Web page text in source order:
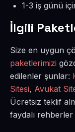
1-3 iş günü
İlgili
Size en uygun
paketlerimizi
edilenler şunlar:
Sitesi, Avukat
Ücretsiz teklif
faydalı rehberler